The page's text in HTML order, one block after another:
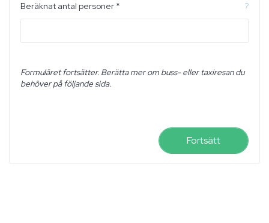
Beräknat antal personer * ?
Formuläret fortsätter. Berätta mer om buss- eller taxiresan du
behöver på följande sida.
Fortsätt